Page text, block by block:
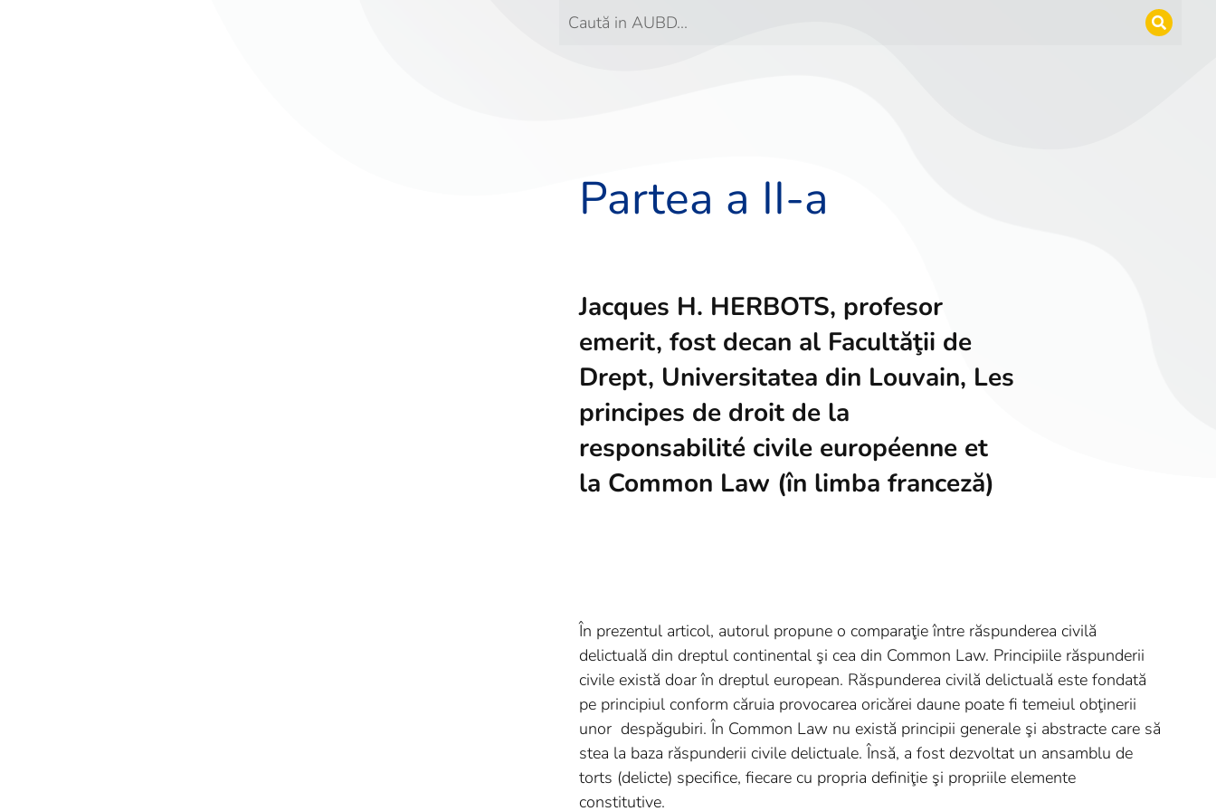
Partea a II-a
Jacques H. HERBOTS, profesor
emerit, fost decan al Facultăţii de
Drept, Universitatea din Louvain, Les
principes de droit de la
responsabilité civile européenne et
la Common Law (în limba franceză)
În prezentul articol, autorul propune o comparaţie între răspunderea civilă
delictuală din dreptul continental şi cea din Common Law. Principiile răspunderii
civile există doar în dreptul european. Răspunderea civilă delictuală este fondată
pe principiul conform căruia provocarea oricărei daune poate fi temeiul obţinerii
unor despăgubiri. În Common Law nu există principii generale şi abstracte care să
stea la baza răspunderii civile delictuale. Însă, a fost dezvoltat un ansamblu de
torts (delicte) specifice, fiecare cu propria definiţie şi propriile elemente
constitutive.